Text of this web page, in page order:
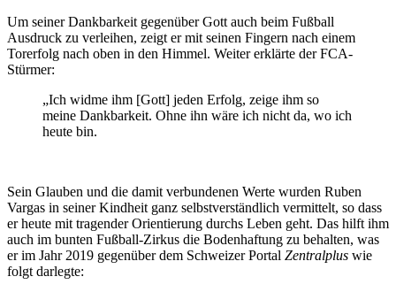
Um seiner Dankbarkeit gegenüber Gott auch beim Fußball
Ausdruck zu verleihen, zeigt er mit seinen Fingern nach einem
Torerfolg nach oben in den Himmel. Weiter erklärte der FCA-
Stürmer:
„Ich widme ihm [Gott] jeden Erfolg, zeige ihm so
meine Dankbarkeit. Ohne ihn wäre ich nicht da, wo ich
heute bin.
Sein Glauben und die damit verbundenen Werte wurden Ruben
Vargas in seiner Kindheit ganz selbstverständlich vermittelt, so dass
er heute mit tragender Orientierung durchs Leben geht. Das hilft ihm
auch im bunten Fußball-Zirkus die Bodenhaftung zu behalten, was
er im Jahr 2019 gegenüber dem Schweizer Portal Zentralplus wie
folgt darlegte: